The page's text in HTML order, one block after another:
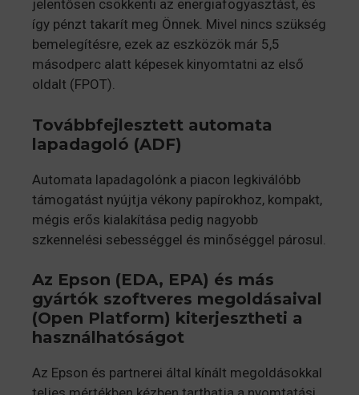
jelentősen csökkenti az energiafogyasztást, és
így pénzt takarít meg Önnek. Mivel nincs szükség
bemelegítésre, ezek az eszközök már 5,5
másodperc alatt képesek kinyomtatni az első
oldalt (FPOT).
Továbbfejlesztett automata
lapadagoló (ADF)
Automata lapadagolónk a piacon legkiválóbb
támogatást nyújtja vékony papírokhoz, kompakt,
mégis erős kialakítása pedig nagyobb
szkennelési sebességgel és minőséggel párosul.
Az Epson (EDA, EPA) és más
gyártók szoftveres megoldásaival
(Open Platform) kiterjesztheti a
használhatóságot
Az Epson és partnerei által kínált megoldásokkal